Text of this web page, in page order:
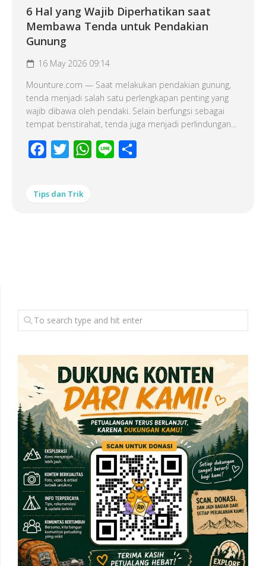
6 Hal yang Wajib Diperhatikan saat
Membawa Tenda untuk Pendakian
Gunung
16 May 2026 09:14
Mounture.com — Saat melakukan pendakian gunung,
tenda menjadi salah satu perlengkapan penting yang
wajib dibawa oleh pendaki. Selain berfungsi sebagai
tempat beristirahat, tenda juga menjadi perlindungan...
Facebook
Twitter WhatsApp
Line
Tips dan Trik